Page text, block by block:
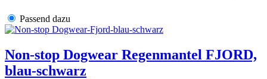
Passend dazu
Non-stop Dogwear Regenmantel FJORD,
blau-schwarz